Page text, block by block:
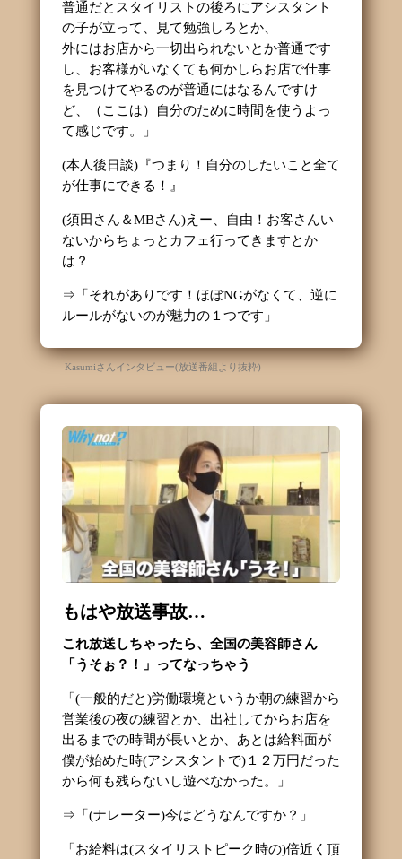
普通だとスタイリストの後ろにアシスタント
の子が立って、見て勉強しろとか、
外にはお店から一切出られないとか普通です
し、お客様がいなくても何かしらお店で仕事
を見つけてやるのが普通にはなるんですけ
ど、（ここは）自分のために時間を使うよっ
て感じです。」
(本人後日談)『つまり！自分のしたいこと全て
が仕事にできる！』
(須田さん＆MBさん)えー、自由！お客さんい
ないからちょっとカフェ行ってきますとか
は？
⇒「それがありです！ほぼNGがなくて、逆に
ルールがないのが魅力の１つです」
Kasumiさんインタビュー(放送番組より抜粋)
もはや放送事故…
これ放送しちゃったら、全国の美容師さん
「うそぉ？！」ってなっちゃう
「(一般的だと)労働環境というか朝の練習から
営業後の夜の練習とか、出社してからお店を
出るまでの時間が長いとか、あとは給料面が
僕が始めた時(アシスタントで)１２万円だった
から何も残らないし遊べなかった。」
⇒「(ナレーター)今はどうなんですか？」
「お給料は(スタイリストピーク時の)倍近く頂